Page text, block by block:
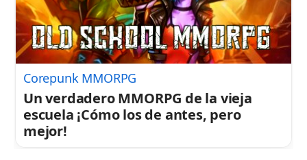
Corepunk MMORPG
Un verdadero MMORPG de la vieja
escuela ¡Cómo los de antes, pero
mejor!